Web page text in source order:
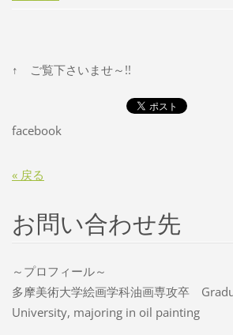
↑ ご覧下さいませ～!!
facebook
« 戻る
お問い合わせ先
～プロフィール～
多摩美術大学絵画学科油画専攻卒
University, majoring in oil painting